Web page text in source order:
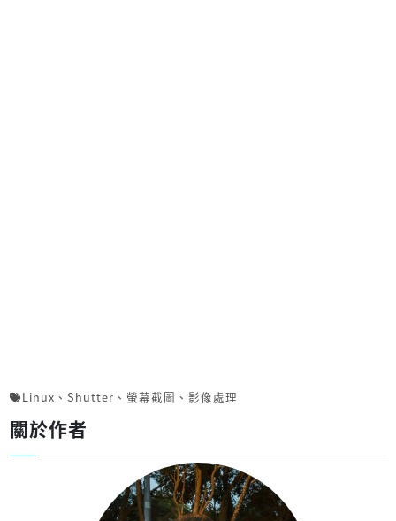
Linux 、 Shutter 、 螢幕截圖 、 影像處理
關於作者